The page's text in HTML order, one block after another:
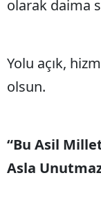
olarak daima
Yolu açık,
olsun.
“Bu Asil
Asla